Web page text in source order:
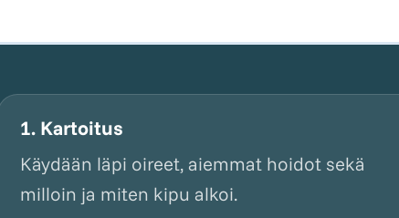
1. Kartoitus
Käydään läpi oireet, aiemmat hoidot sekä
milloin ja miten kipu alkoi.